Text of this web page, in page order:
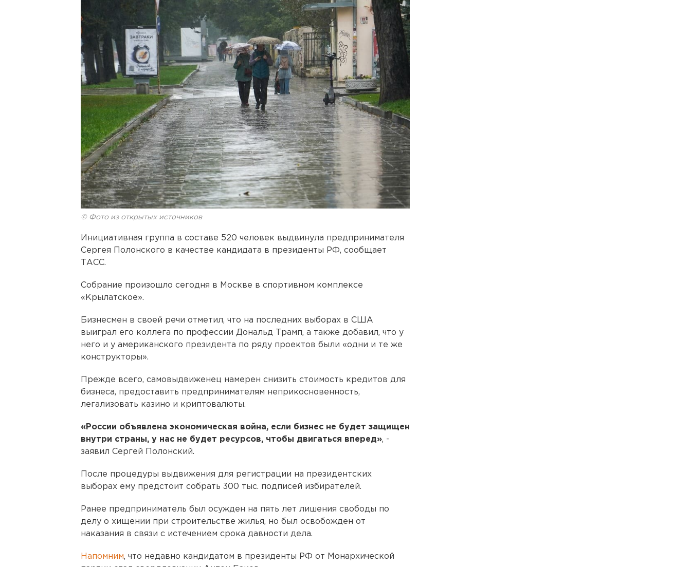
© Фото из открытых источников
Инициативная группа в составе 520 человек выдвинула предпринимателя
Сергея Полонского в качестве кандидата в президенты РФ, сообщает
ТАСС.
Собрание произошло сегодня в Москве в спортивном комплексе
«Крылатское».
Бизнесмен в своей речи отметил, что на последних выборах в США
выиграл его коллега по профессии Дональд Трамп, а также добавил, что у
него и у американского президента по ряду проектов были «одни и те же
конструкторы».
Прежде всего, самовыдвиженец намерен снизить стоимость кредитов для
бизнеса, предоставить предпринимателям неприкосновенность,
легализовать казино и криптовалюты.
«России объявлена экономическая война, если бизнес не будет защищен
внутри страны, у нас не будет ресурсов, чтобы двигаться вперед», -
заявил Сергей Полонский.
После процедуры выдвижения для регистрации на президентских
выборах ему предстоит собрать 300 тыс. подписей избирателей.
Ранее предприниматель был осужден на пять лет лишения свободы по
делу о хищении при строительстве жилья, но был освобожден от
наказания в связи с истечением срока давности дела.
Напомним, что недавно кандидатом в президенты РФ от Монархической